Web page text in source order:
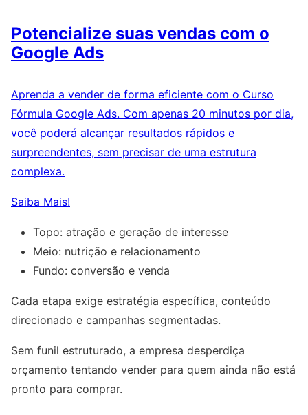
Potencialize suas vendas com o
Google Ads
Aprenda a vender de forma eficiente com o Curso
Fórmula Google Ads. Com apenas 20 minutos por dia,
você poderá alcançar resultados rápidos e
surpreendentes, sem precisar de uma estrutura
complexa.
Saiba Mais!
Topo: atração e geração de interesse
Meio: nutrição e relacionamento
Fundo: conversão e venda
Cada etapa exige estratégia específica, conteúdo
direcionado e campanhas segmentadas.
Sem funil estruturado, a empresa desperdiça
orçamento tentando vender para quem ainda não está
pronto para comprar.